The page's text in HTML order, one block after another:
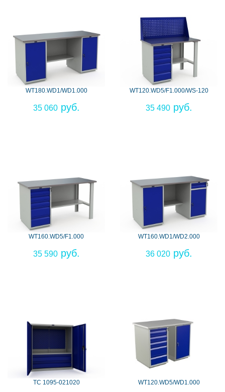
WT180.WD1/WD1.000
35 060
WT120.WD5/F1.000/WS-120
35 490
WT160.WD5/F1.000
35 590
WT160.WD1/WD2.000
36 020
TС 1095-021020 WT120.WD5/WD1.000